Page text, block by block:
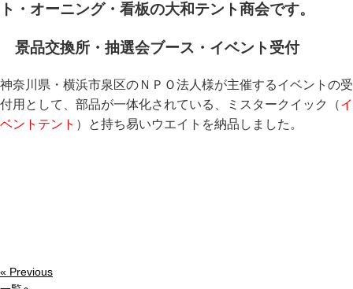
ト・オーニング・看板の大和テント商会です。
景品交換所・抽選会ブース・イベント受付
神奈川県・横浜市泉区のＮＰＯ法人様が主催するイベントの受
付用として、部品が一体化されている、ミスタークイック（イ
ベントテント ）と持ち易いウエイトを納品しました。
« Previous